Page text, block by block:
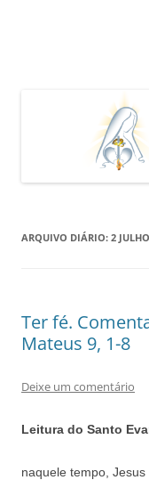
ARQUIVO DIÁRIO: 2
Ter fé.
Mateus 9, 1-8
Deixe um comentário
Leitura do Santo
naquele tempo,